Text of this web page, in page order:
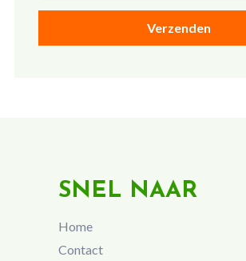
SNEL NAAR
Home
Contact